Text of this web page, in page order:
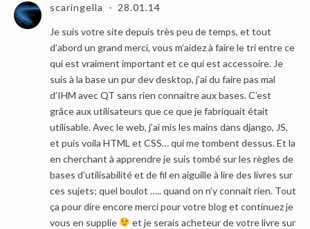
scaringella 28.01.14
Je suis votre site depuis très peu de temps, et tout
d’abord un grand merci, vous m’aidez à faire le tri entre ce
qui est vraiment important et ce qui est accessoire. Je
suis à la base un pur dev desktop, j’ai du faire pas mal
d’IHM avec QT sans rien connaitre aux bases. C’est
grâce aux utilisateurs que ce que je fabriquait était
utilisable. Avec le web, j’ai mis les mains dans django, JS,
et puis voila HTML et CSS… qui me tombent dessus. Et la
en cherchant à apprendre je suis tombé sur les règles de
bases d’utilisabilité et de fil en aiguille à lire des livres sur
ces sujets; quel boulot ….. quand on n’y connait rien. Tout
ça pour dire encore merci pour votre blog et continuez je
vous en supplie
et je serais acheteur de votre livre sur